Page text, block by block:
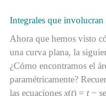
Integrales que involucran
Ahora que hemos visto
una curva plana, la
¿Cómo encontramos el
paramétricamente?
las ecuaciones x(t) = t−